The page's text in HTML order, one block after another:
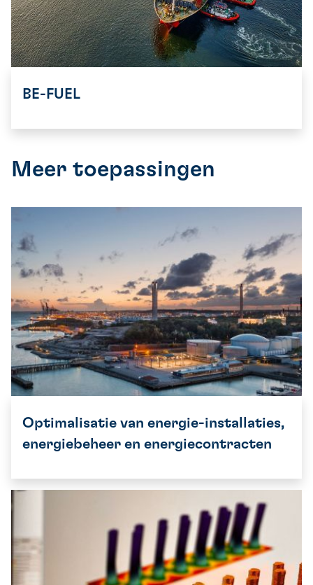
BE-FUEL
Meer toepassingen
Optimalisatie van energie-installaties,
energiebeheer en energiecontracten